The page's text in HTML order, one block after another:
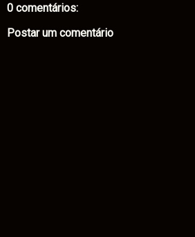
0 comentários:
Postar um comentário